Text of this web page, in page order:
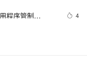
程序管制
4